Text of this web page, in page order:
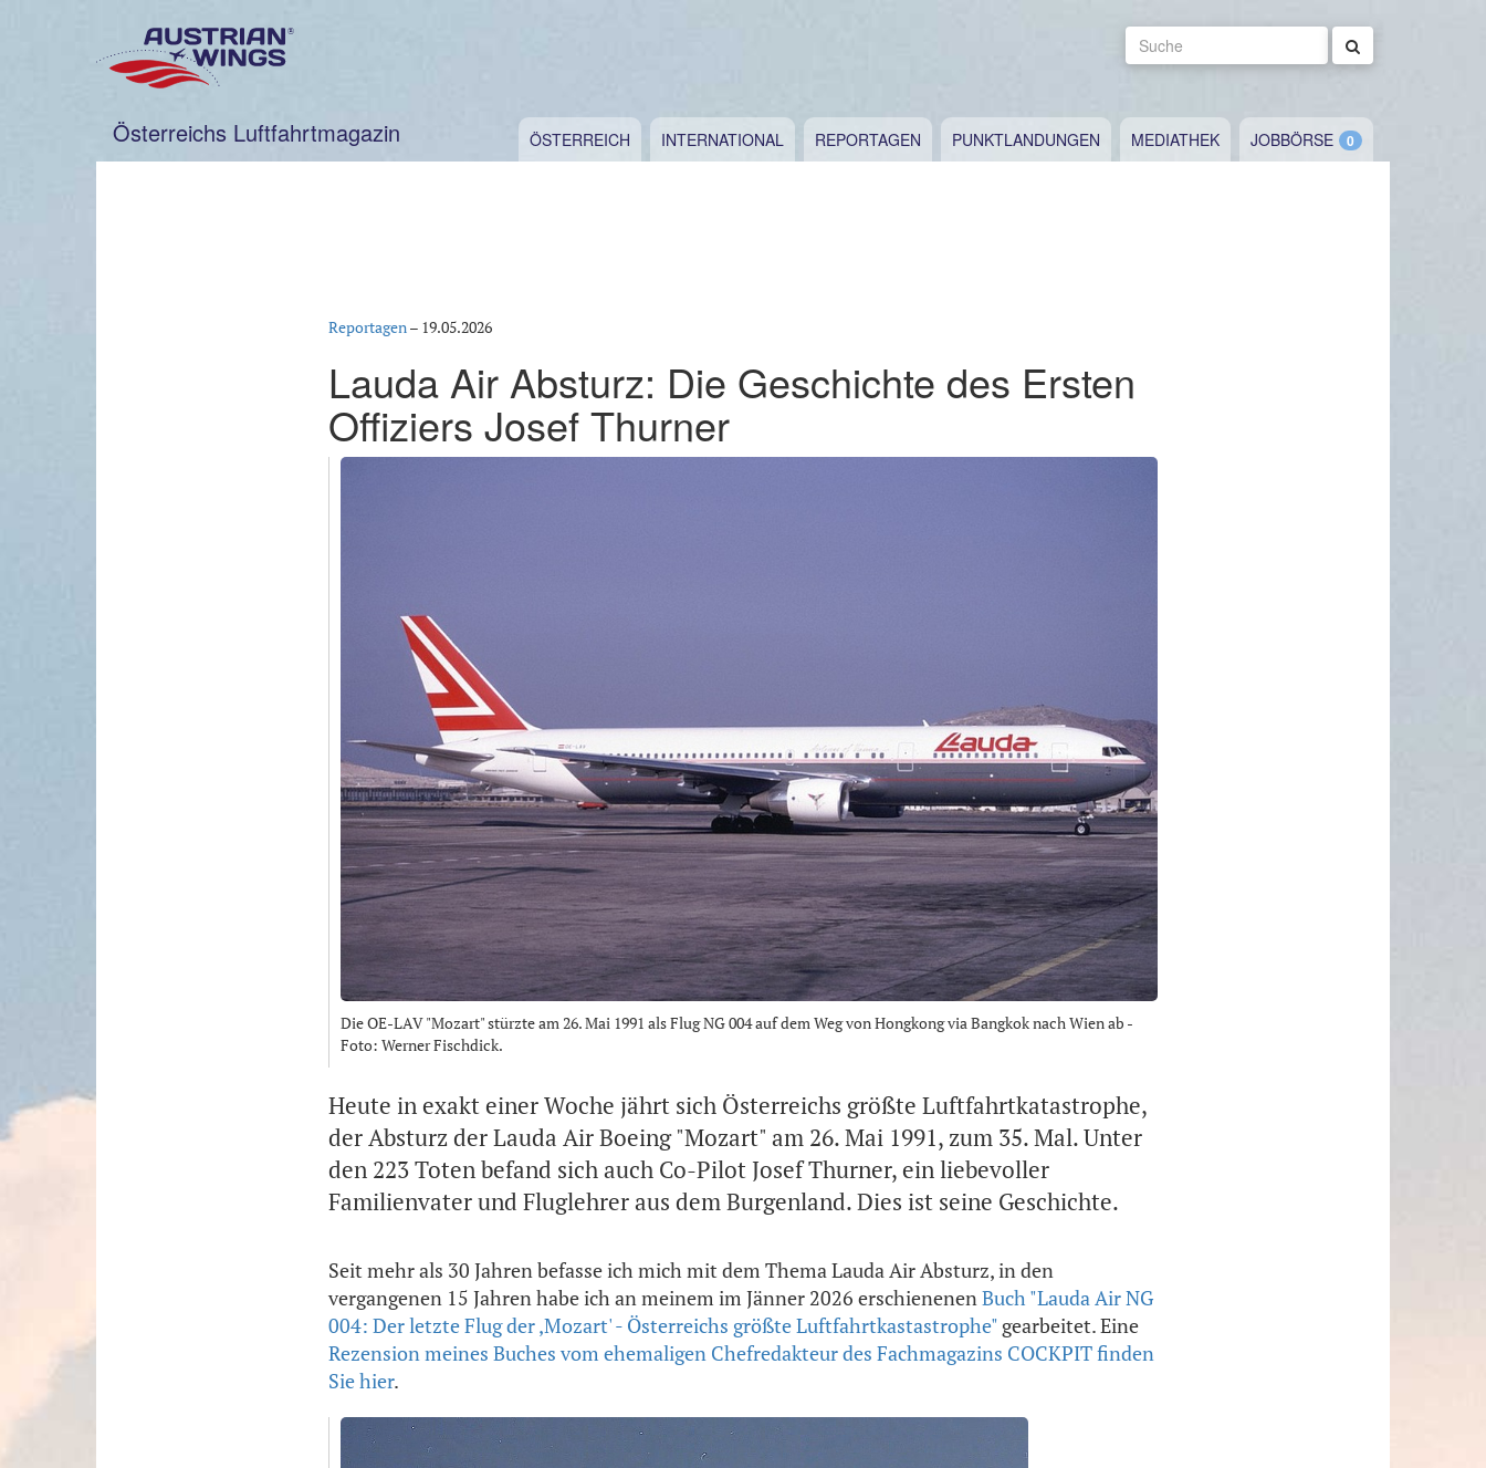
Suche
Österreichs Luftfahrtmagazin ÖSTERREICH INTERNATIONAL REPORTAGEN PUNKTLANDUNGEN MEDIATHEK JOBBÖRSE
Reportagen– 19.05.2026
Lauda Air Absturz: Die Geschichte des Ersten
Offiziers Josef Thurner
Die OE-LAV "Mozart" stürzte am 26. Mai 1991 als Flug NG 004 auf dem Weg von Hongkong via Bangkok nach Wien ab -
Foto: Werner Fischdick.
Heute in exakt einer Woche jährt sich Österreichs größte Luftfahrtkatastrophe,
der Absturz der Lauda Air Boeing "Mozart" am 26. Mai 1991, zum 35. Mal. Unter
den 223 Toten befand sich auch Co-Pilot Josef Thurner, ein liebevoller
Familienvater und Fluglehrer aus dem Burgenland. Dies ist seine Geschichte.
Seit mehr als 30 Jahren befasse ich mich mit dem Thema Lauda Air Absturz, in den
vergangenen 15 Jahren habe ich an meinem im Jänner 2026 erschienenenBuch "Lauda Air NG
004: Der letzte Flug der ,Mozart' - Österreichs größte Luftfahrtkastastrophe" gearbeitet. Eine
Rezension meines Buches vom ehemaligen Chefredakteur des Fachmagazins COCKPIT finden
Sie hier.